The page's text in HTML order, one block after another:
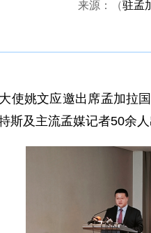
来源：（驻孟
使姚文应邀出席孟加拉
斯及主流孟媒记者50余人